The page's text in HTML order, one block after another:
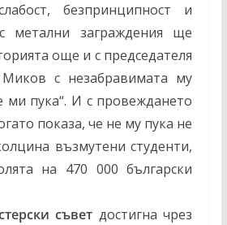
безпринципност и
метални заграждения ще
още и с председателя
с незабравимата му
ми пука“. И с провеждането
показа, че не му пука не
възмутени студенти,
на 470 000 български
съвет достигна чрез